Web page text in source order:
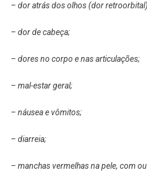
– dor atrás dos olhos (dor
– dor de cabeça;
– dores no corpo e nas articulações;
– mal-estar geral;
– náusea e vômitos;
– diarreia;
– manchas vermelhas na pele, com